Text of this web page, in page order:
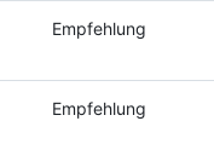
Empfehlung
Empfehlung